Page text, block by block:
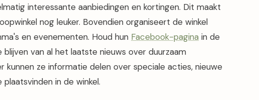
interessante aanbiedingen en kortingen. Dit maakt
nog leuker. Bovendien organiseert de winkel
en evenementen. Houd hun Facebook-pagina in de
van al het laatste nieuws over duurzaam
kunnen ze informatie delen over speciale acties, nieuwe
in de winkel.